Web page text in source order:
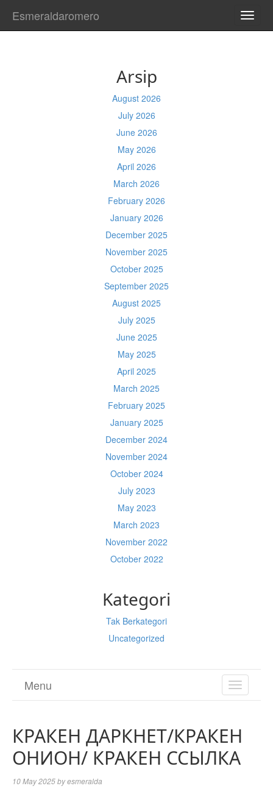
Esmeraldaromero
Arsip
August 2026
July 2026
June 2026
May 2026
April 2026
March 2026
February 2026
January 2026
December 2025
November 2025
October 2025
September 2025
August 2025
July 2025
June 2025
May 2025
April 2025
March 2025
February 2025
January 2025
December 2024
November 2024
October 2024
July 2023
May 2023
March 2023
November 2022
October 2022
Kategori
Tak Berkategori
Uncategorized
TOGGLE
Menu
КРАКЕН ДАРКНЕТ/КРАКЕН
ОНИОН/ КРАКЕН ССЫЛКА
10 May 2025byesmeralda